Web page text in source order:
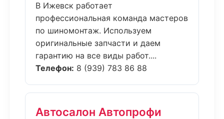
В Ижевск работает
профессиональная команда мастеров
по шиномонтаж. Используем
оригинальные запчасти и даем
гарантию на все виды работ....
Телефон: 8 (939) 783 86 88
Автосалон Автопрофи